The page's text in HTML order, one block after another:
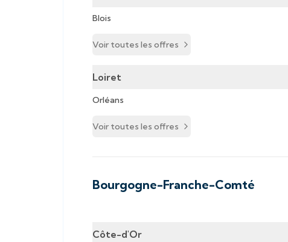
Blois
Voir toutes les offres
Loiret
Orléans
Voir toutes les offres
Bourgogne-Franche-Comté
Côte-d'Or